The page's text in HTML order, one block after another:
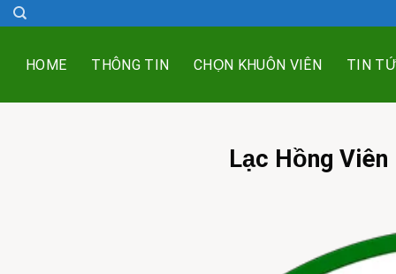
Skip
to
HOME THÔNG TIN CHỌN KHUÔN VIÊN TIN
Lạc Hồng